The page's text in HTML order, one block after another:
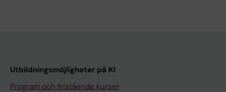
Utbildningsmöjligheter på KI
Program och fristående kurser